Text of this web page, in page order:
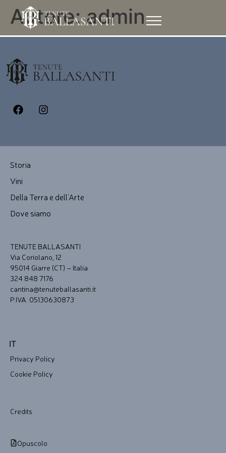
Autore:admin
Storia
Vini
Della Terra e dell’Arte
Dove siamo
TENUTE BALLASANTI
Via Coriolano, 12
95014 Giarre (CT) – Italia
324 848 7176
cantina@tenuteballasanti.it
P.IVA: 05130630873
IT
Privacy Policy
Cookie Policy
Opuscolo
Credits